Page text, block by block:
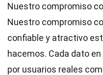
Nuestro compromiso
Nuestro compromiso
confiable y atractivo
hacemos. Cada dato
por usuarios reales